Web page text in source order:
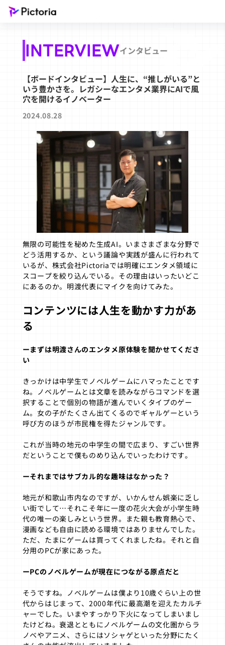
INTERVIEWインタビュー
【ボードインタビュー】人生に、“推しがいる”と
いう豊かさを。レガシーなエンタメ業界にAIで風
穴を開けるイノベーター
2024.08.28
無限の可能性を秘めた生成AI。いまさまざまな分野で
どう活用するか、という議論や実践が盛んに行われて
いるが、株式会社Pictoriaでは明確にエンタメ領域に
スコープを絞り込んでいる。その理由はいったいどこ
にあるのか。明渡代表にマイクを向けてみた。
コンテンツには人生を動かす力があ
る
ーまずは明渡さんのエンタメ原体験を聞かせてくださ
い
きっかけは中学生でノベルゲームにハマったことです
ね。ノベルゲームとは文章を読みながらコマンドを選
択することで個別の物語が進んでいくタイプのゲー
ム。女の子がたくさん出てくるのでギャルゲーという
呼び方のほうが市民権を得たジャンルです。
これが当時の地元の中学生の間で広まり、すごい世界
だということで僕ものめり込んでいったわけです。
ーそれまではサブカル的な趣味はなかった？
地元が和歌山市内なのですが、いかんせん娯楽に乏し
い街でして…それこそ年に一度の花火大会が小学生時
代の唯一の楽しみという世界。また親も教育熱心で、
漫画なども自由に読める環境ではありませんでした。
ただ、たまにゲームは買ってくれましたね。それと自
分用のPCが家にあった。
ーPCのノベルゲームが現在につながる原点だと
そうですね。ノベルゲームは僕より10歳ぐらい上の世
代からはじまって、2000年代に最高潮を迎えたカルチ
ャーでした。いまやすっかり下火になってしまいまし
たけどね。衰退とともにノベルゲームの文化圏からラ
ノベやアニメ、さらにはソシャゲといった分野にたく